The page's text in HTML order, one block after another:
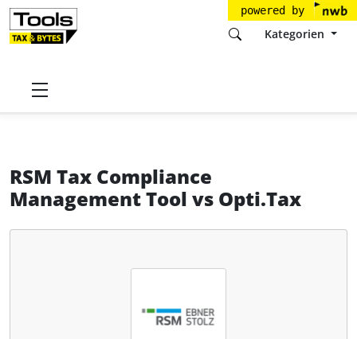
powered by
Kategorien
Startseite
RSM Tax Compliance
Management Tool vs Opti.Tax